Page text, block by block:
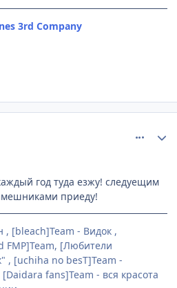
3rd Company
год туда езжу! следуещим
приеду!
, [bleach]Team - Видок ,
FMP]Team, [Любители
, [uchiha no besT]Team -
fans]Team - вся красота